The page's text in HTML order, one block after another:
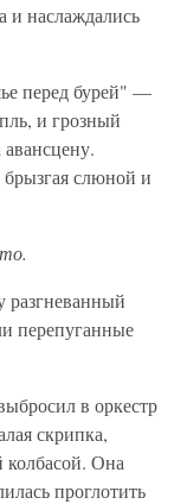
и наслаждались
перед бурей" —
и грозный
слюной и
разгневанный
перепуганные
в оркестр
скрипка,
колбасой. Она
проглотить